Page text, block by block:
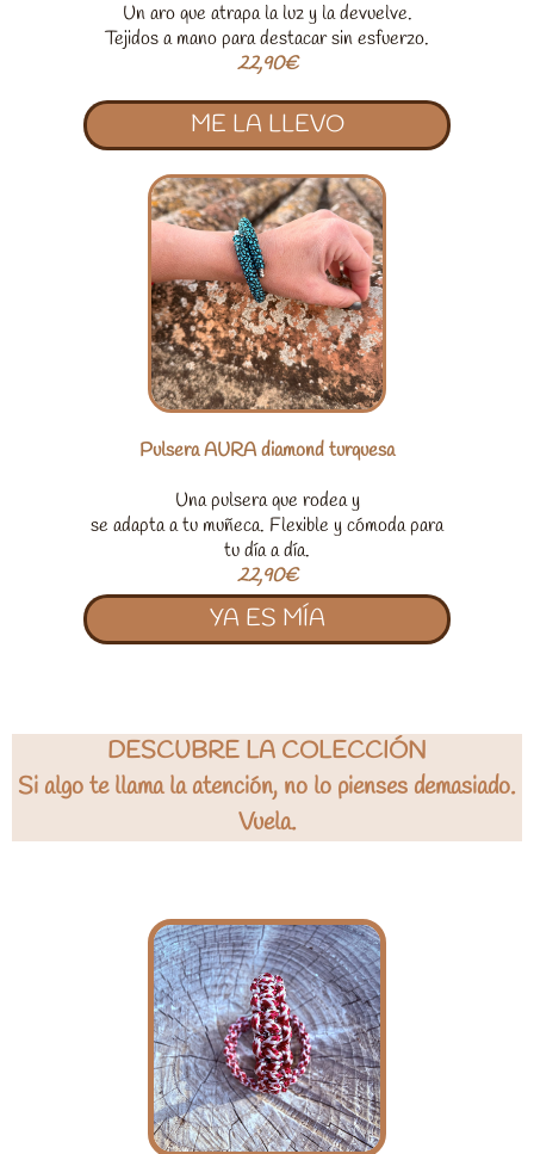
Un aro que atrapa la luz y la devuelve.
Tejidos a mano para destacar sin esfuerzo.
22,90€
ME LA LLEVO
Pulsera AURA diamond turquesa
Una pulsera que rodea y
se adapta a tu muñeca. Flexible y cómoda para
tu día a día.
22,90€
YA ES MÍA
DESCUBRE LA COLECCIÓN
Si algo te llama la atención, no lo pienses demasiado.
Vuela.